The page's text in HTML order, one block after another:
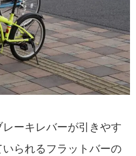
ーキレバーが引きやす
られるフラットバーの